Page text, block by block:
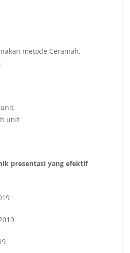
metode Ceramah,
unit
presentasi yang efektif